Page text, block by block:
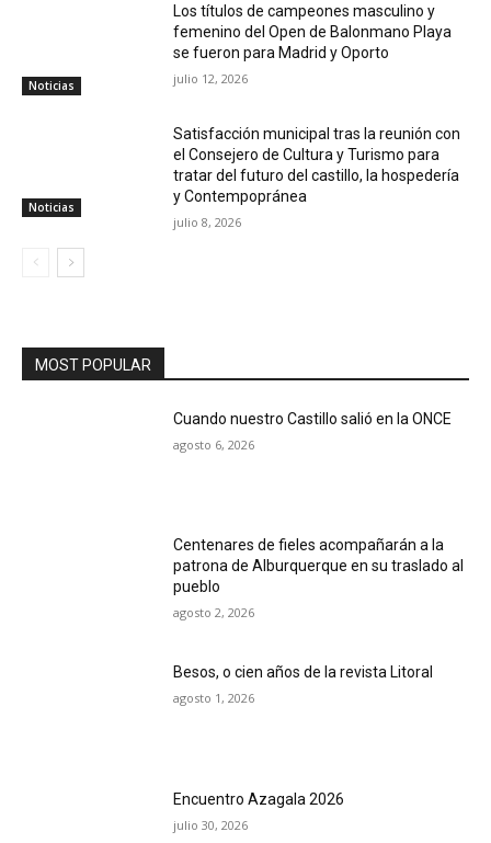
Noticias
Los títulos de campeones masculino y
femenino del Open de Balonmano Playa
se fueron para Madrid y Oporto
julio 12, 2026
Noticias
Satisfacción municipal tras la reunión con
el Consejero de Cultura y Turismo para
tratar del futuro del castillo, la hospedería
y Contempopránea
julio 8, 2026
MOST POPULAR
Cuando nuestro Castillo salió en la ONCE
agosto 6, 2026
Centenares de fieles acompañarán a la
patrona de Alburquerque en su traslado al
pueblo
agosto 2, 2026
Besos, o cien años de la revista Litoral
agosto 1, 2026
Encuentro Azagala 2026
julio 30, 2026